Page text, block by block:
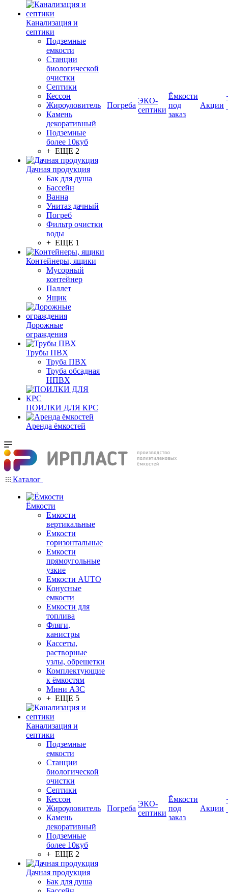
Канализация и
септики
Подземные
емкости
Станции
биологической
очистки
Септики
Кессон
Жироуловитель
Камень
декоративный
Подземные
более 10куб
+ ЕЩЕ 2
Дачная продукция
Бак для душа
Бассейн
Ванна
Унитаз дачный
Погреб
Фильтр очистки
воды
+ ЕЩЕ 1
Контейнеры, ящики
Мусорный
контейнер
Паллет
Ящик
Дорожные
ограждения
Трубы ПВХ
Труба ПВХ
Труба обсадная
НПВХ
ПОИЛКИ ДЛЯ КРС
Аренда ёмкостей
Погреба
ЭКО-
септики
Ёмкости
под
заказ
Акции
Каталог
Ёмкости
Емкости
вертикальные
Емкости
горизонтальные
Емкости
прямоугольные
узкие
Емкости АUТО
Конусные
емкости
Емкости для
топлива
Фляги,
канистры
Кассеты,
растворные
узлы, обрешетки
Комплектующие
к ёмкостям
Мини АЗС
+ ЕЩЕ 5
Канализация и
септики
Подземные
емкости
Станции
биологической
очистки
Септики
Кессон
Жироуловитель
Камень
декоративный
Подземные
более 10куб
+ ЕЩЕ 2
Дачная продукция
Бак для душа
Погреба
ЭКО-
септики
Ёмкости
под
заказ
Акции